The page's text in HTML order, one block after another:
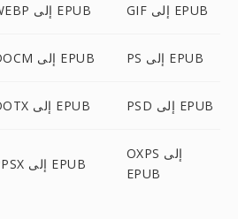
WEBP إلى EPUB GIF إلى EPUB
DOCM إلى EPUB PS إلى EPUB
DOTX إلى EPUB PSD إلى EPUB
PPSX إلى EPUB
OXPS إلى
EPUB